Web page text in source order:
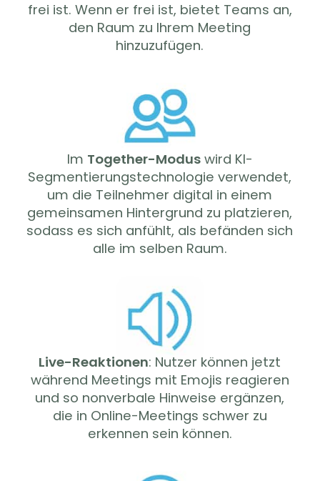
frei ist. Wenn er frei ist, bietet Teams an,
den Raum zu Ihrem Meeting
hinzuzufügen.
Im Together-Moduswird KI-
Segmentierungstechnologie verwendet,
um die Teilnehmer digital in einem
gemeinsamen Hintergrund zu platzieren,
sodass es sich anfühlt, als befänden sich
alle im selben Raum.
Live-Reaktionen: Nutzer können jetzt
während Meetings mit Emojis reagieren
und so nonverbale Hinweise ergänzen,
die in Online-Meetings schwer zu
erkennen sein können.